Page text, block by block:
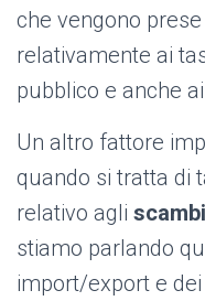
che vengono
relativamente ai
pubblico e anche
Un altro fattore
quando si tratta di
relativo agli
stiamo parlando
import/export e